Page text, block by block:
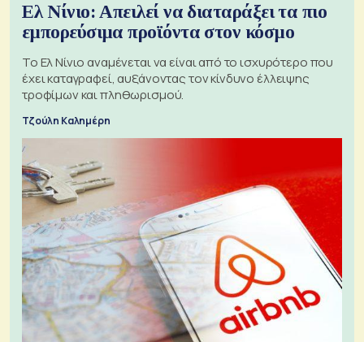
Ελ Νίνιο: Απειλεί να διαταράξει τα πιο
εμπορεύσιμα προϊόντα στον κόσμο
Το Ελ Νίνιο αναμένεται να είναι από το ισχυρότερο που
έχει καταγραφεί, αυξάνοντας τον κίνδυνο έλλειψης
τροφίμων και πληθωρισμού.
Τζούλη Καλημέρη